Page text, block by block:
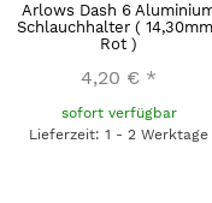
Arlows Dash 6
Schlauchhalter (
Rot )
4,20 € *
sofort verfügbar
Lieferzeit: 1 - 2 Werktage